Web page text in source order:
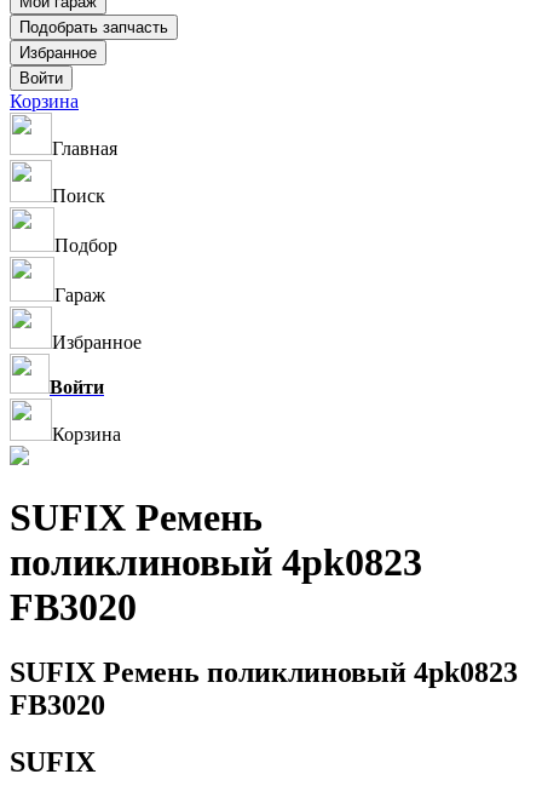
Корзина
Главная
Поиск
Подбор
Гараж
Избранное
Войти
Корзина
SUFIX Ремень
поликлиновый 4pk0823
FB3020
SUFIX Ремень поликлиновый 4pk0823
FB3020
SUFIX